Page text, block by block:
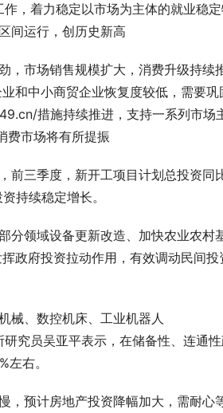
，着力稳定以市场为主体的就业稳
间运行，创历史新高
，市场销售规模扩大，消费升级持续
和中小商贸企业恢复度较低，需要巩
措施持续推进，支持一系列市场
费市场将有所提振
前三季度，新开工项目计划总投资同
持续稳定增长。
分领域设备更新改造、加快农业农村
政府投资拉动作用，有效调动民间投
械、数控机床、工业机器人
究员吴亚平表示，在储备性、连通
右。
，预计房地产投资降幅加大，需耐心